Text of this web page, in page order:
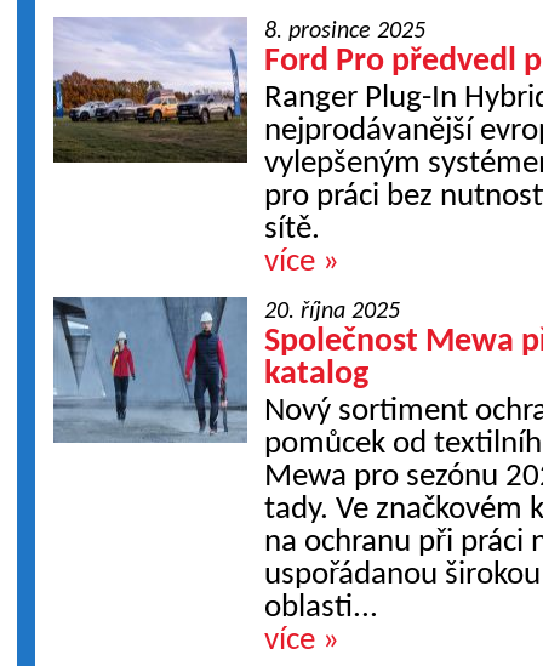
8. prosince 2025
Ford Pro předvedl
Ranger Plug-In
nejprodávanější
vylepšeným
pro práci bez
sítě.
více »
20. října 2025
Společnost Mewa
katalog
Nový sortiment
pomůcek od
Mewa pro sezónu
tady. Ve značkovém
na ochranu při práci
uspořádanou
oblasti...
více »